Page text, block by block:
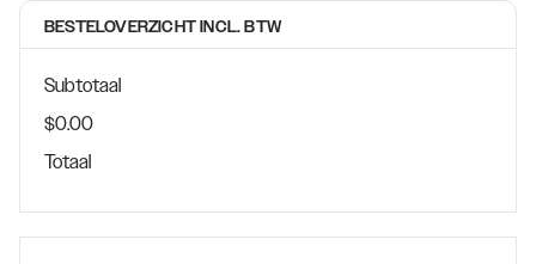
BESTELOVERZICHT INCL. BTW
Subtotaal
$0.00
Totaal